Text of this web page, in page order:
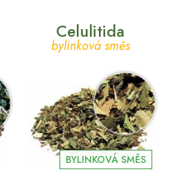
Celulitida
bylinková směs
BYLINKOVÁ SMĚS